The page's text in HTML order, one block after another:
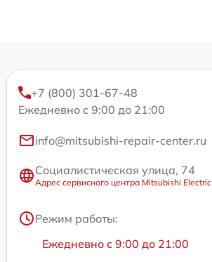
+7 (800) 301-67-48
Ежедневно с 9:00 до 21:00
info@mitsubishi-repair-center.ru
Социалистическая улица, 74
Адрес сервисного центра Mitsubishi Electric
Режим работы:
Ежедневно с 9:00 до 21:00